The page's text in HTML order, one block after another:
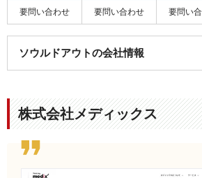
要問い合わせ 要問い合わせ 要問い
ソウルドアウトの会社情報
会社名 ソウルドアウト
株式会社メディックス